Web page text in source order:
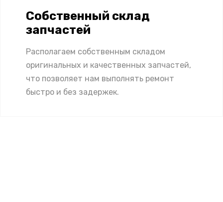
Собственный склад
запчастей
Располагаем собственным складом
оригинальных и качественных запчастей,
что позволяет нам выполнять ремонт
быстро и без задержек.